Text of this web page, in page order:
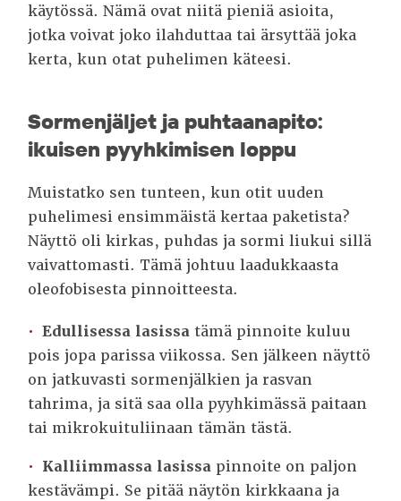
käytössä. Nämä ovat niitä pieniä asioita,
jotka voivat joko ilahduttaa tai ärsyttää joka
kerta, kun otat puhelimen käteesi.
Sormenjäljet ja puhtaanapito:
ikuisen pyyhkimisen loppu
Muistatko sen tunteen, kun otit uuden
puhelimesi ensimmäistä kertaa paketista?
Näyttö oli kirkas, puhdas ja sormi liukui sillä
vaivattomasti. Tämä johtuu laadukkaasta
oleofobisesta pinnoitteesta.
Edullisessa lasissa tämä pinnoite kuluu
pois jopa parissa viikossa. Sen jälkeen näyttö
on jatkuvasti sormenjälkien ja rasvan
tahrima, ja sitä saa olla pyyhkimässä paitaan
tai mikrokuituliinaan tämän tästä.
Kalliimmassa lasissa pinnoite on paljon
kestävämpi. Se pitää näytön kirkkaana ja